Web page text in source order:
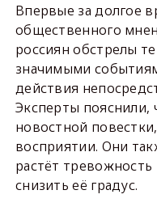
Впервые за долгое
общественного
россиян обстрелы
значимыми
действия
Эксперты пояснили,
новостной
восприятии. Они
растёт
снизить её градус.